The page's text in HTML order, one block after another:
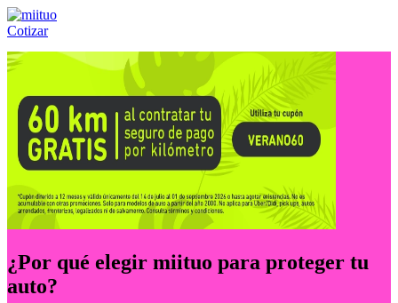
Cotizar
Llámanos al:(55) 84-21-05-00 ó
¿Por qué elegir miituo para proteger tu
auto?